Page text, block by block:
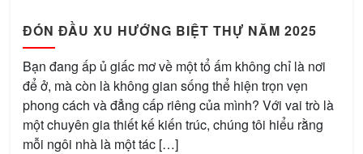
ĐÓN ĐẦU XU HƯỚNG BIỆT THỰ NĂM 2025
Bạn đang ấp ủ giấc mơ về một tổ ấm không chỉ là nơi
để ở, mà còn là không gian sống thể hiện trọn vẹn
phong cách và đẳng cấp riêng của mình? Với vai trò là
một chuyên gia thiết kế kiến trúc, chúng tôi hiểu rằng
mỗi ngôi nhà là một tác […]